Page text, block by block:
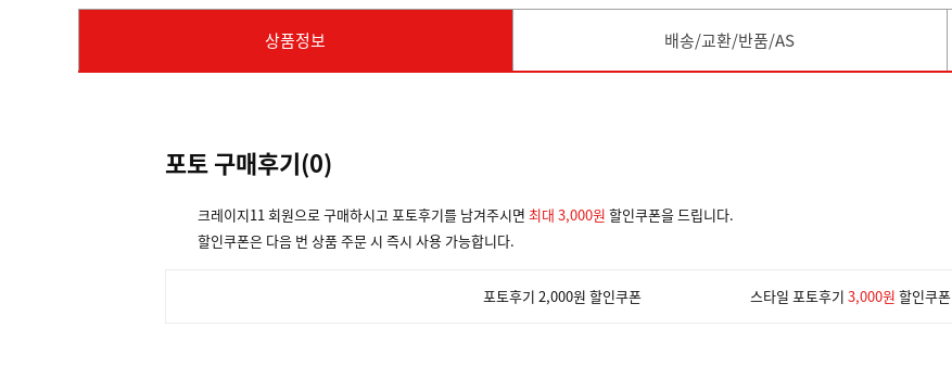
상품정보 배송/교환/반품/AS
포토 구매후기(0)
크레이지11 회원으로 구매하시고 포토후기를 남겨주시면 최대 3,000원 할인쿠폰을 드립니다.
할인쿠폰은 다음 번 상품 주문 시 즉시 사용 가능합니다.
포토후기 2,000원 할인쿠폰 스타일 포토후기 3,000원 할인쿠폰